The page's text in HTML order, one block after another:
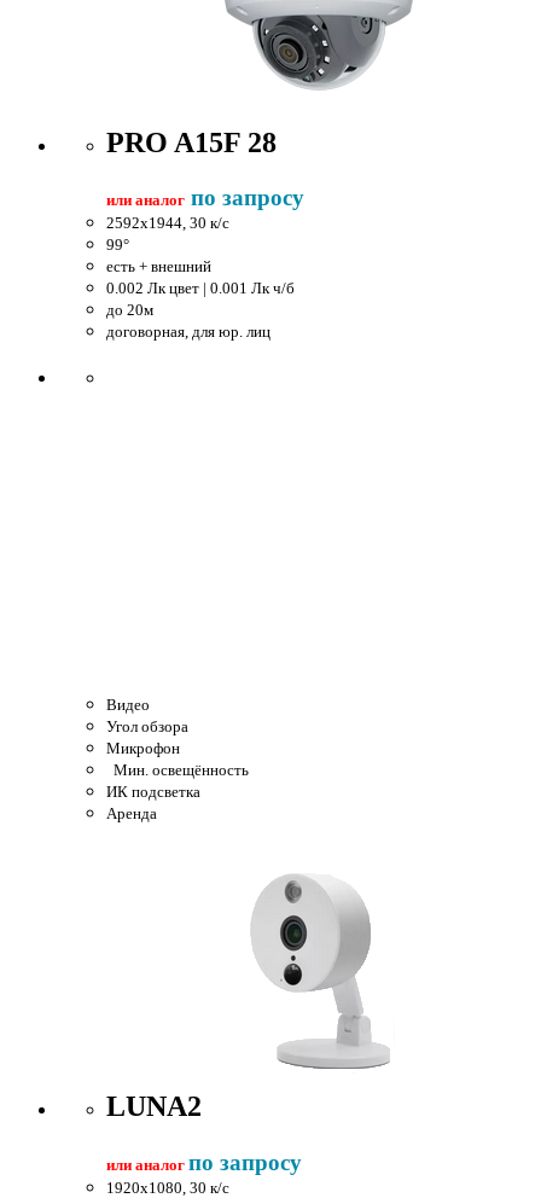
PRO A15F 28
или аналог по запросу
2592x1944, 30 к/c
99°
есть + внешний
0.002 Лк цвет | 0.001 Лк ч/б
до 20м
договорная, для юр. лиц
Видео
Угол обзора
Микрофон
Мин. освещённость
ИК подсветка
Аренда
LUNA2
или аналог по запросу
1920x1080, 30 к/c